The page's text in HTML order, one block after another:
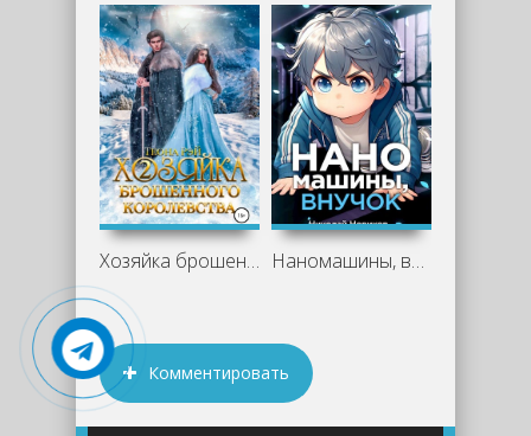
Хозяйка брошенного королевства. Книга 2 Наномашины, внучок! - Николай Новиков
Комментировать